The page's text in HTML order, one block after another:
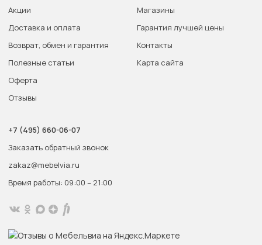
Акции
Доставка и оплата
Возврат, обмен и гарантия
Полезные статьи
Оферта
Отзывы
Магазины
Гарантия лучшей цены
Контакты
Карта сайта
+7 (495) 660-06-07
Заказать обратный звонок
zakaz@mebelvia.ru
Время работы: 09:00 – 21:00